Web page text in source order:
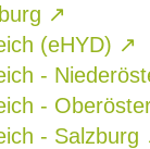
↗
(eHYD) ↗
-
-
- Salzburg